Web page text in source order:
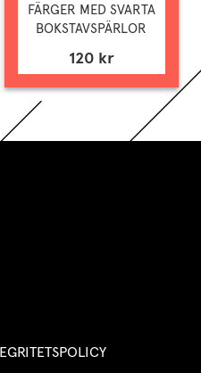
FÄRGER MED SVARTA
BOKSTAVSPÄRLOR
120 kr